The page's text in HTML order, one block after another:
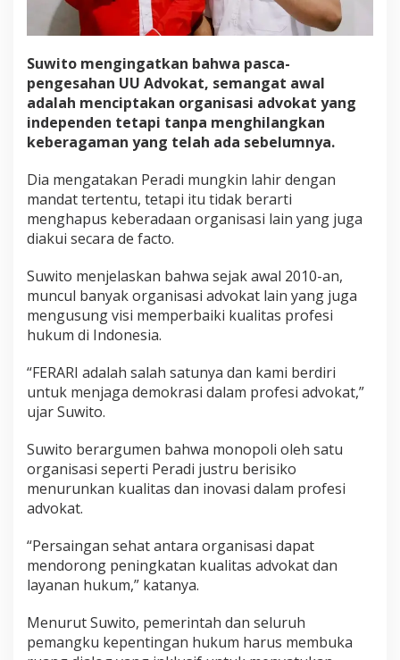
Suwito mengingatkan bahwa pasca-
pengesahan UU Advokat, semangat awal
adalah menciptakan organisasi advokat yang
independen tetapi tanpa menghilangkan
keberagaman yang telah ada sebelumnya.
Dia mengatakan Peradi mungkin lahir dengan
mandat tertentu, tetapi itu tidak berarti
menghapus keberadaan organisasi lain yang juga
diakui secara de facto.
Suwito menjelaskan bahwa sejak awal 2010-an,
muncul banyak organisasi advokat lain yang juga
mengusung visi memperbaiki kualitas profesi
hukum di Indonesia.
“FERARI adalah salah satunya dan kami berdiri
untuk menjaga demokrasi dalam profesi advokat,”
ujar Suwito.
Suwito berargumen bahwa monopoli oleh satu
organisasi seperti Peradi justru berisiko
menurunkan kualitas dan inovasi dalam profesi
advokat.
“Persaingan sehat antara organisasi dapat
mendorong peningkatan kualitas advokat dan
layanan hukum,” katanya.
Menurut Suwito, pemerintah dan seluruh
pemangku kepentingan hukum harus membuka